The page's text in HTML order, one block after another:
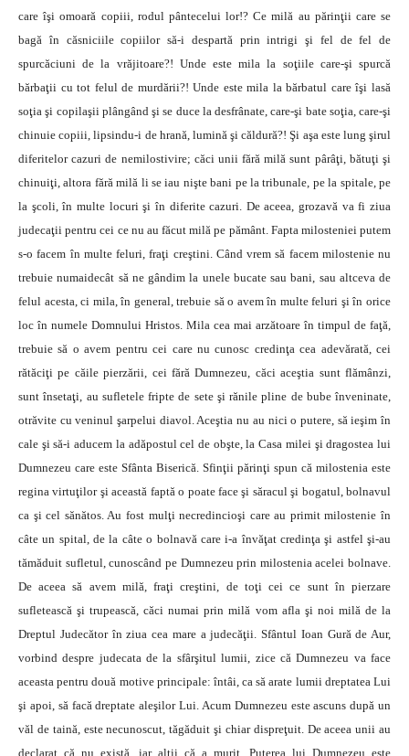
care îşi omoară copiii, rodul pântecelui lor!? Ce milă au părinţii care se
bagă în căsniciile copiilor să-i despartă prin intrigi şi fel de fel de
spurcăciuni de la vrăjitoare?! Unde este mila la soţiile care-şi spurcă
bărbaţii cu tot felul de murdării?! Unde este mila la bărbatul care îşi lasă
soţia şi copilaşii plângând şi se duce la desfrânate, care-şi bate soţia, care-şi
chinuie copiii, lipsindu-i de hrană, lumină şi căldură?! Şi aşa este lung şirul
diferitelor cazuri de nemilostivire; căci unii fără milă sunt pârâţi, bătuţi şi
chinuiţi, altora fără milă li se iau nişte bani pe la tribunale, pe la spitale, pe
la şcoli, în multe locuri şi în diferite cazuri. De aceea, grozavă va fi ziua
judecaţii pentru cei ce nu au făcut milă pe pământ. Fapta milosteniei putem
s-o facem în multe feluri, fraţi creştini. Când vrem să facem milostenie nu
trebuie numaidecât să ne gândim la unele bucate sau bani, sau altceva de
felul acesta, ci mila, în general, trebuie să o avem în multe feluri şi în orice
loc în numele Domnului Hristos. Mila cea mai arzătoare în timpul de faţă,
trebuie să o avem pentru cei care nu cunosc credinţa cea adevărată, cei
rătăciţi pe căile pierzării, cei fără Dumnezeu, căci aceştia sunt flămânzi,
sunt însetaţi, au sufletele fripte de sete şi rănile pline de bube înveninate,
otrăvite cu veninul şarpelui diavol. Aceştia nu au nici o putere, să ieşim în
cale şi să-i aducem la adăpostul cel de obşte, la Casa milei şi dragostea lui
Dumnezeu care este Sfânta Biserică. Sfinţii părinţi spun că milostenia este
regina virtuţilor şi această faptă o poate face şi săracul şi bogatul, bolnavul
ca şi cel sănătos. Au fost mulţi necredincioşi care au primit milostenie în
câte un spital, de la câte o bolnavă care i-a învăţat credinţa şi astfel şi-au
tămăduit sufletul, cunoscând pe Dumnezeu prin milostenia acelei bolnave.
De aceea să avem milă, fraţi creştini, de toţi cei ce sunt în pierzare
sufletească şi trupească, căci numai prin milă vom afla şi noi milă de la
Dreptul Judecător în ziua cea mare a judecăţii. Sfântul Ioan Gură de Aur,
vorbind despre judecata de la sfârşitul lumii, zice că Dumnezeu va face
aceasta pentru două motive principale: întâi, ca să arate lumii dreptatea Lui
şi apoi, să facă dreptate aleşilor Lui. Acum Dumnezeu este ascuns după un
văl de taină, este necunoscut, tăgăduit şi chiar dispreţuit. De aceea unii au
declarat că nu există, iar alţii că a murit. Puterea lui Dumnezeu este